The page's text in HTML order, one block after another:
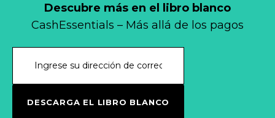
Descubre más en el libro blanco
CashEssentials – Más allá de los pagos
DESCARGA EL LIBRO BLANCO